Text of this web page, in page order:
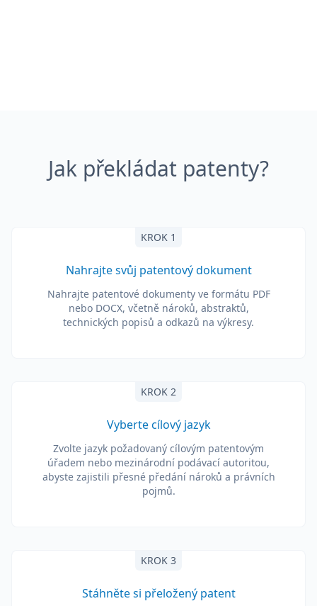
Jak překládat patenty?
KROK 1
Nahrajte svůj patentový dokument
Nahrajte patentové dokumenty ve formátu PDF
nebo DOCX, včetně nároků, abstraktů,
technických popisů a odkazů na výkresy.
KROK 2
Vyberte cílový jazyk
Zvolte jazyk požadovaný cílovým patentovým
úřadem nebo mezinárodní podávací autoritou,
abyste zajistili přesné předání nároků a právních
pojmů.
KROK 3
Stáhněte si přeložený patent